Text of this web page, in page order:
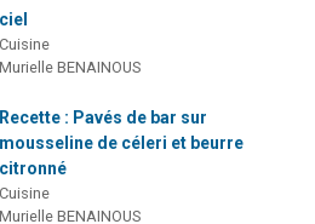
ciel
Cuisine
Murielle BENAINOUS
Recette : Pavés de bar sur
mousseline de céleri et beurre
citronné
Cuisine
Murielle BENAINOUS